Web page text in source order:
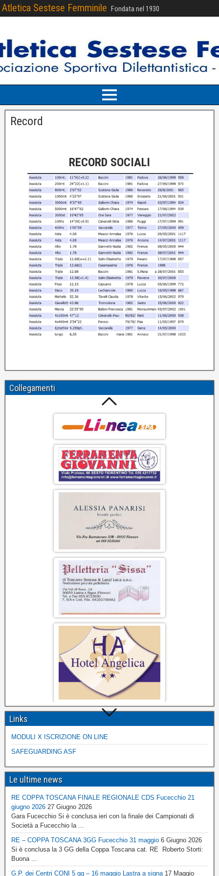
Atletica Sestese Femminile Fondata nel 1930
Record
RECORD SOCIALI
Collegamenti
Links
MODULI X ISCRIZIONE ON LINE
SAFEGUARDING ASF
Le ultime news
RE COPPA TOSCANA FINALE REGIONALE CDS Fucecchio 21
giugno 2026 27 Giugno 2026
Gara Fucecchio Si è conclusa ieri con la finale dei Campionati di
Società a Fucecchio la ...
RE – COPPA TOSCANA 3GG Fucecchio 31 maggio 6 Giugno 2026
Si è conclusa la 3 GG della Coppa Toscana cat. RE Roberto Storti:
Buona ...
G.P. dei Centri CONI 5 gg – 16 maggio Lastra a signa 17 Maggio